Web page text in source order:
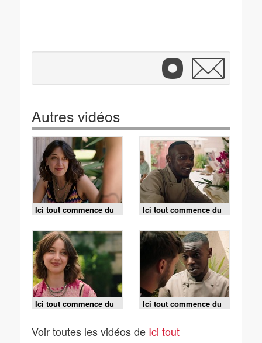
Autres vidéos
Ici tout commence du
mercredi 5 août 2026 -
Episode 1495
Ici tout commence du
6 août 2026 - Episode
1496
Ici tout commence du
7 août 2026 - Episode
Ici tout commence du
mardi 4 août 2026 -
Voir toutes les vidéos de Ici tout